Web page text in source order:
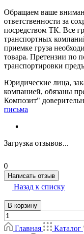
Обращаем ваше
ответственности за
посредством ТК. Все
транспортных
приемке груза
товара. Претензии по
транспортировки
Юридические лица,
компанией, обязаны
Композит"
письма
Загрузка отзывов...
0
Написать отзыв
Назад к списку
В корзину
Главная Каталог